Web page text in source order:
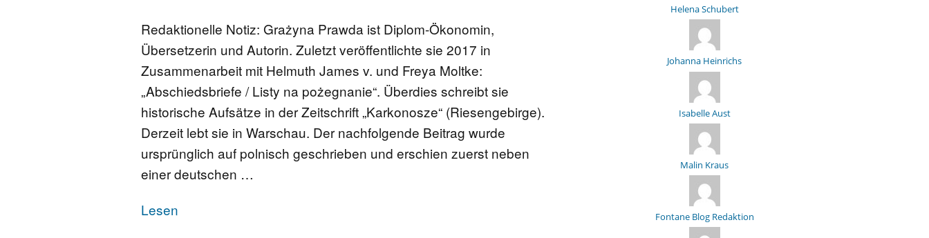
Redaktionelle Notiz: Grażyna Prawda ist Diplom-Ökonomin,
Übersetzerin und Autorin. Zuletzt veröffentlichte sie 2017 in
Zusammenarbeit mit Helmuth James v. und Freya Moltke:
„Abschiedsbriefe / Listy na pożegnanie“. Überdies schreibt sie
historische Aufsätze in der Zeitschrift „Karkonosze“ (Riesengebirge).
Derzeit lebt sie in Warschau. Der nachfolgende Beitrag wurde
ursprünglich auf polnisch geschrieben und erschien zuerst neben
einer deutschen …
Lesen
Helena Schubert
Johanna Heinrichs
Isabelle Aust
Malin Kraus
Fontane Blog Redaktion